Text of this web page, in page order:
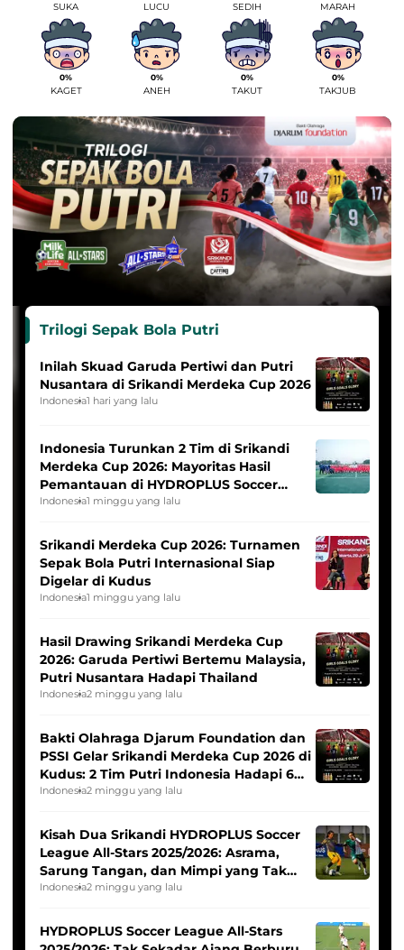
SUKA LUCU SEDIH MARAH
0%
KAGET
0%
ANEH
0%
TAKUT
0%
TAKJUB
Trilogi Sepak Bola Putri
Inilah Skuad Garuda Pertiwi dan Putri
Nusantara di Srikandi Merdeka Cup 2026
Indonesia1 hari yang lalu
Indonesia Turunkan 2 Tim di Srikandi
Merdeka Cup 2026: Mayoritas Hasil
Pemantauan di HYDROPLUS Soccer
League
Indonesia1 minggu yang lalu
Srikandi Merdeka Cup 2026: Turnamen
Sepak Bola Putri Internasional Siap
Digelar di Kudus
Indonesia1 minggu yang lalu
Hasil Drawing Srikandi Merdeka Cup
2026: Garuda Pertiwi Bertemu Malaysia,
Putri Nusantara Hadapi Thailand
Indonesia2 minggu yang lalu
Bakti Olahraga Djarum Foundation dan
PSSI Gelar Srikandi Merdeka Cup 2026 di
Kudus: 2 Tim Putri Indonesia Hadapi 6
Tim Asia
Indonesia2 minggu yang lalu
Kisah Dua Srikandi HYDROPLUS Soccer
League All-Stars 2025/2026: Asrama,
Sarung Tangan, dan Mimpi yang Tak
Pernah Padam
Indonesia2 minggu yang lalu
HYDROPLUS Soccer League All-Stars